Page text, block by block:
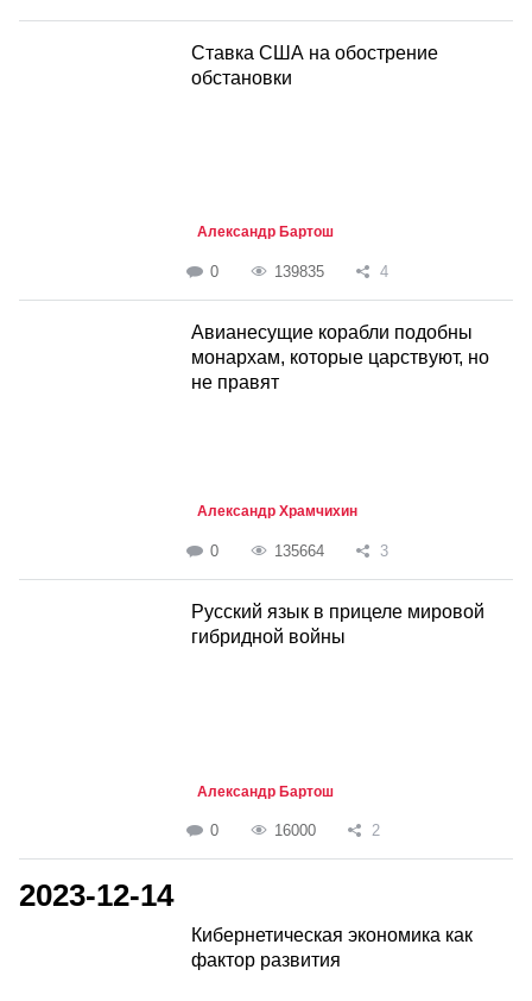
Ставка США на обострение
обстановки
Александр Бартош
0 139835 4
Авианесущие корабли подобны
монархам, которые царствуют, но
не правят
Александр Храмчихин
0 135664 3
Русский язык в прицеле мировой
гибридной войны
Александр Бартош
0 16000 2
2023-12-14
Кибернетическая экономика как
фактор развития